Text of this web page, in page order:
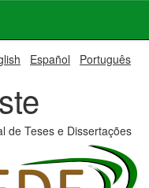
Español Português
de Teses e Dissertações